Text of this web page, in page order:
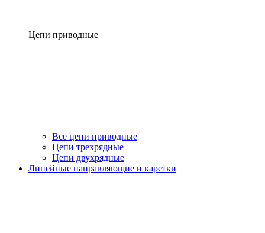
Цепи приводные
Все цепи приводные
Цепи трехрядные
Цепи двухрядные
Линейные направляющие и каретки